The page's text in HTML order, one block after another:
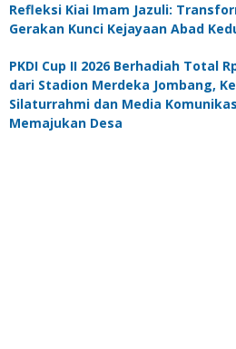
Refleksi Kiai Imam Jazuli:
Gerakan Kunci Kejayaan Abad
PKDI Cup II 2026 Berhadiah Total
dari Stadion Merdeka Jombang,
Silaturrahmi dan Media
Memajukan Desa